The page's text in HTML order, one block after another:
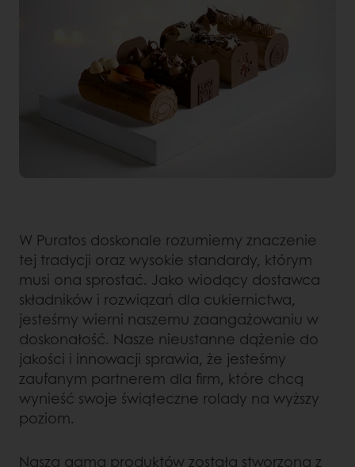
W Puratos doskonale rozumiemy znaczenie
tej tradycji oraz wysokie standardy, którym
musi ona sprostać. Jako wiodący dostawca
składników i rozwiązań dla cukiernictwa,
jesteśmy wierni naszemu zaangażowaniu w
doskonałość. Nasze nieustanne dążenie do
jakości i innowacji sprawia, że jesteśmy
zaufanym partnerem dla firm, które chcą
wynieść swoje świąteczne rolady na wyższy
poziom.
Nasza gama produktów została stworzona z